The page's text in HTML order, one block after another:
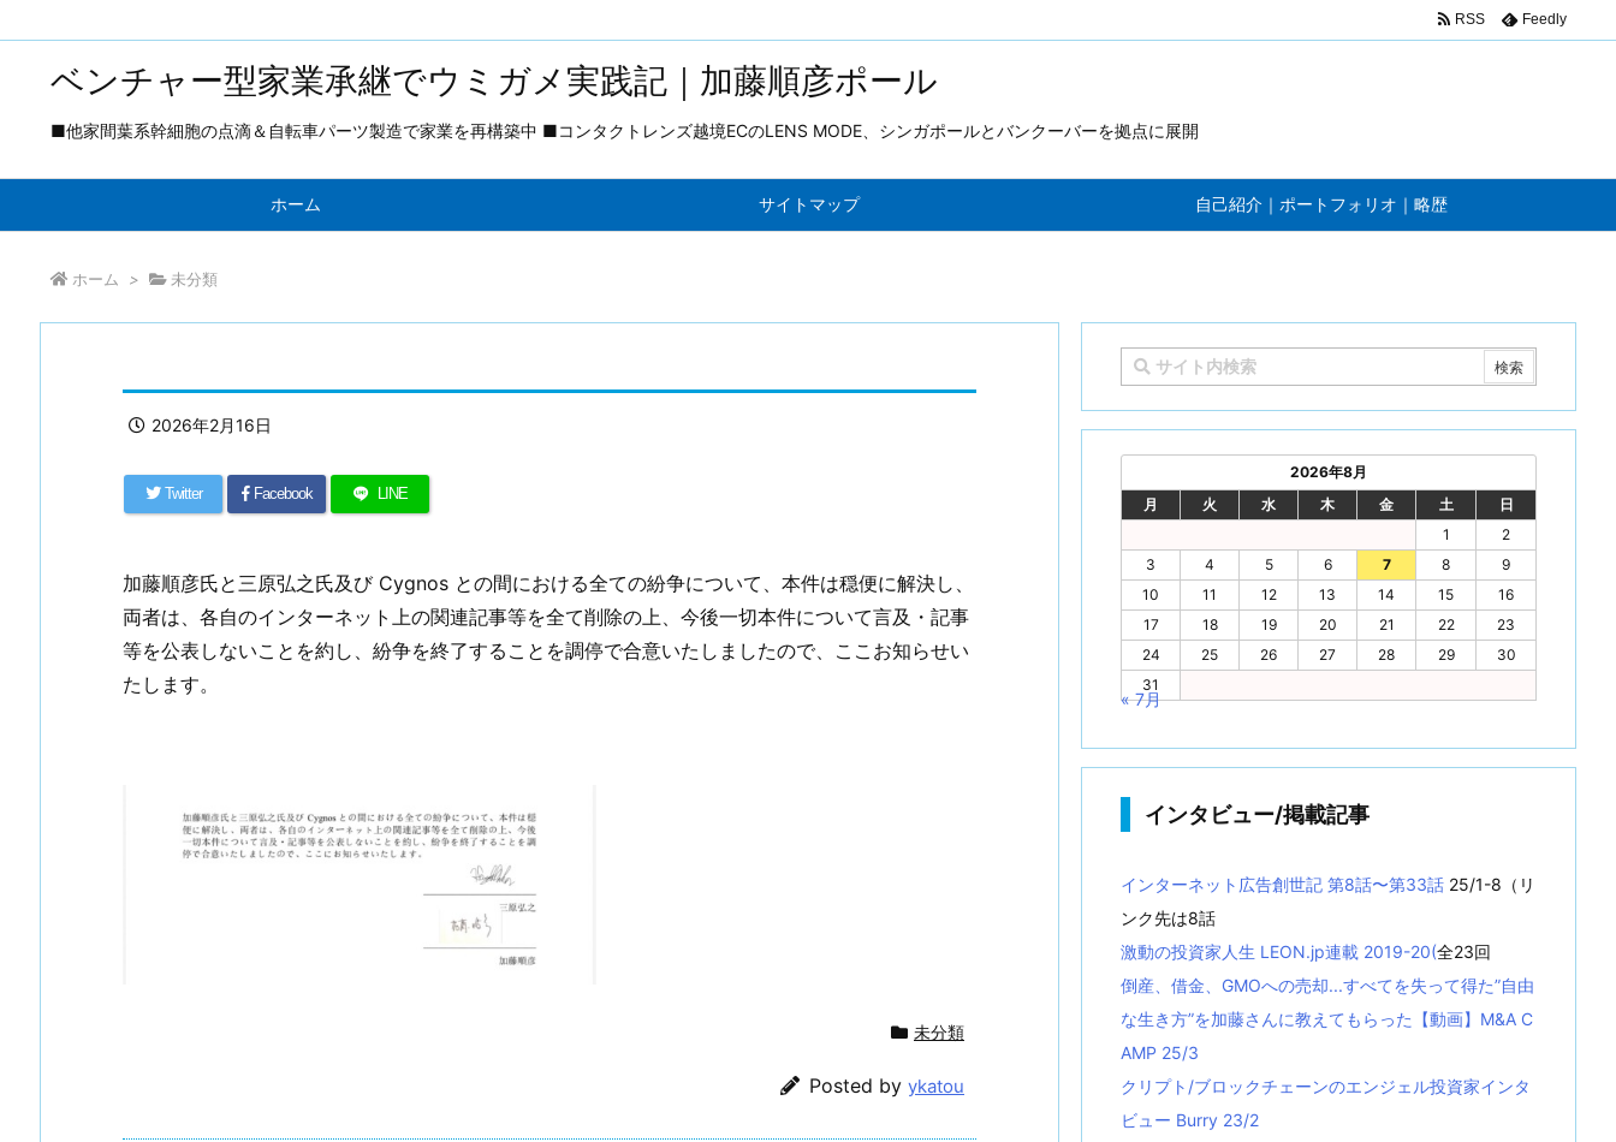
ベンチャー型家業承継でウミガメ実践記｜加藤順彦ポール
■他家間葉系幹細胞の点滴＆自転車パーツ製造で家業を再構築中 ■コンタクトレンズ越境ECのLENS MODE、シンガポールとバンクーバーを拠点に展開
ホーム サイトマップ 自己紹介｜ポートフォリオ｜略歴
RSS Feedly
ホーム > 未分類
2026年2月16日
Twitter Facebook LINE
加藤順彦氏と三原弘之氏及び Cygnos との間における全ての紛争について、本件は穏便に解決し、
両者は、 各自のインターネット上の関連記事等を全て削除の上、今後一切本件について言及・記事
等を公表しないことを約し、 紛争を終了することを調停で合意いたしましたので、ここお知らせい
たします。
未分類
Posted by ykatou
2026年8月
月
火 水 木 金 土
日
1
2
3
4 5 6 7 8
9
10
11 12 13 14 15
16
17
18 19 20 21 22
23
24
25 26 27 28 29
30
31
« 7月
インタビュー/掲載記事
インターネット広告創世記 第8話〜第33話 25/1-8（リ
ンク先は8話
激動の投資家人生 LEON.jp連載 2019-20(全23回
倒産、借金、GMOへの売却...すべてを失って得た”自由
な生き方”を加藤さんに教えてもらった【動画】M&A C
AMP 25/3
クリプト/ブロックチェーンのエンジェル投資家インタ
ビュー Burry 23/2